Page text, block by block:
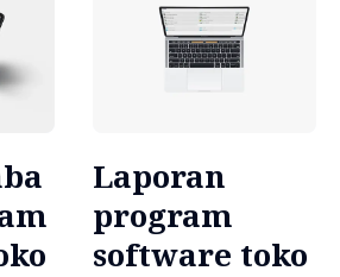
Laporan
program
software toko